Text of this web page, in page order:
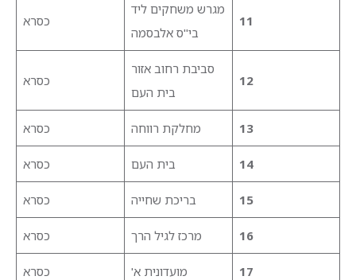
11
מגרש משחקים ליד
בי"ס אלבסמה
כסרא
12
סביבת רחוב אזור
בית העם
כסרא
13 מחלקת רווחה כסרא
14 בית העם כסרא
15 בריכת שחייה כסרא
16 מרכז לגיל הרך כסרא
17 מועדונית א' כסרא